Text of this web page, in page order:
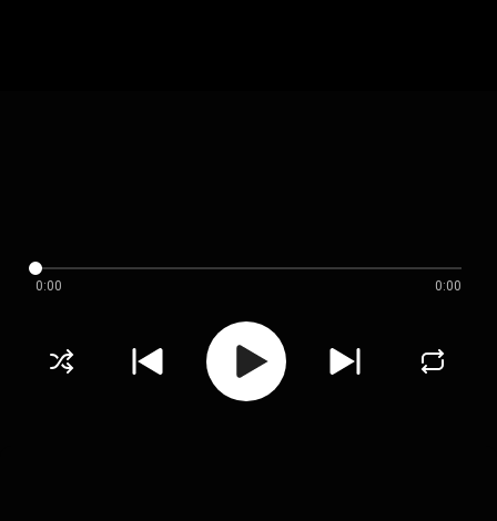
0:00 0:00